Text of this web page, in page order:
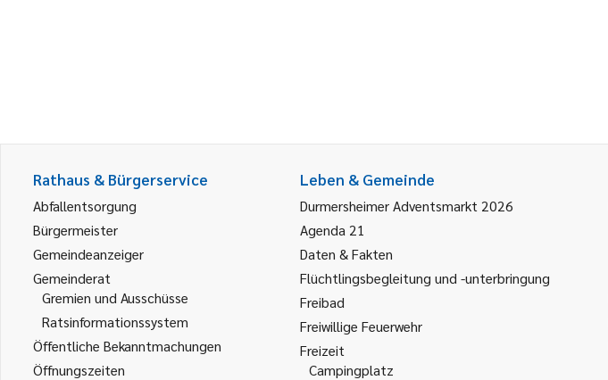
Rathaus & Bürgerservice
Abfallentsorgung
Bürgermeister
Gemeindeanzeiger
Gemeinderat
Gremien und Ausschüsse
Ratsinformationssystem
Öffentliche Bekanntmachungen
Öffnungszeiten
Leben & Gemeinde
Durmersheimer Adventsmarkt 2026
Agenda 21
Daten & Fakten
Flüchtlingsbegleitung und -unterbringung
Freibad
Freiwillige Feuerwehr
Freizeit
Campingplatz